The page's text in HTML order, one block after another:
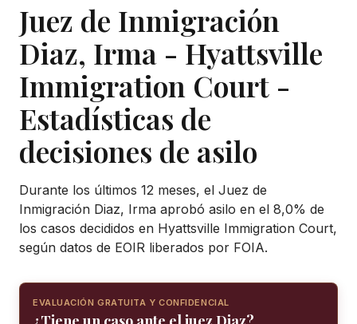
Juez de Inmigración
Diaz, Irma - Hyattsville
Immigration Court -
Estadísticas de
decisiones de asilo
Durante los últimos 12 meses, el Juez de
Inmigración Diaz, Irma aprobó asilo en el 8,0% de
los casos decididos en Hyattsville Immigration Court,
según datos de EOIR liberados por FOIA.
EVALUACIÓN GRATUITA Y CONFIDENCIAL